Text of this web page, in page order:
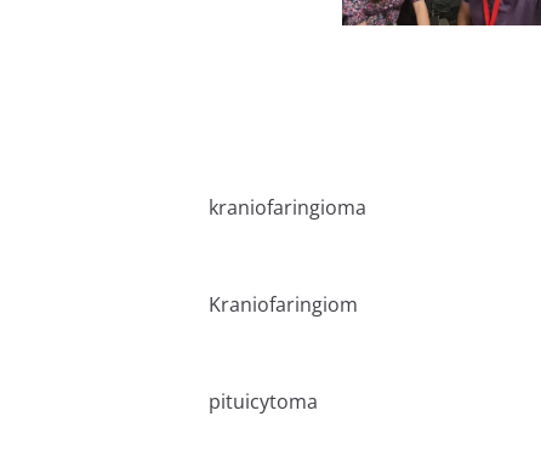
kraniofaringioma
Kraniofaringiom
pituicytoma